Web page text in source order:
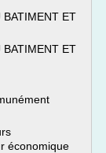
BATIMENT ET
BATIMENT ET
économique